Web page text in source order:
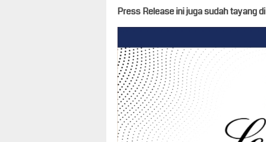
Press Release ini juga sudah tayang di